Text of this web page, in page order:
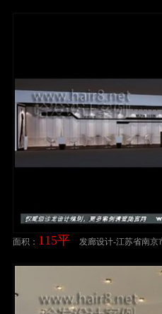
面积： 115平
发廊设计-江苏省南